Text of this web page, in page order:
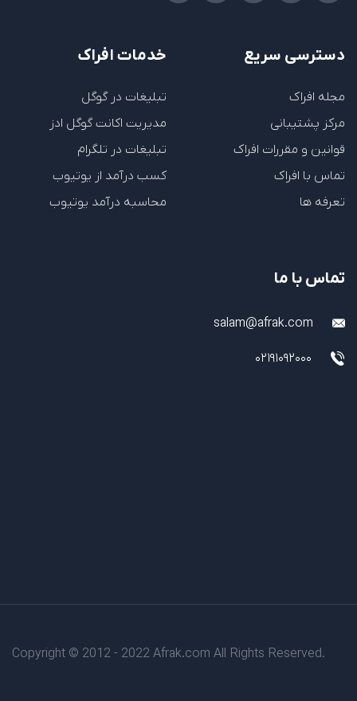
دسترسی سریع
مجله افراک
مرکز پشتیبانی
قوانین و مقررات افراک
تماس با افراک
تعرفه ها
خدمات افراک
تبلیغات در گوگل
مدیریت اکانت گوگل ادز
تبلیغات در تلگرام
کسب درآمد از یوتیوب
محاسبه درآمد یوتیوب
تماس با ما
salam@afrak.com
02191092000
Copyright © 2012 - 2022 Afrak.com All Rights Reserved.